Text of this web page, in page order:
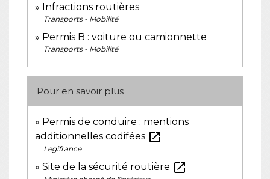
Infractions routières
Transports - Mobilité
Permis B : voiture ou camionnette
Transports - Mobilité
Pour en savoir plus
Permis de conduire : mentions
additionnelles codifées open_in_new
Legifrance
Site de la sécurité routière open_in_new